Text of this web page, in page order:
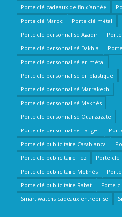
Porte clé cadeaux de fin d’année
Porte clé Maroc
Porte clé métal
Porte clé personnalisé Agadir
Porte clé personnalisé Dakhla
Porte clé personnalisé en métal
Porte clé personnalisé en plastique
Porte clé personnalisé Marrakech
Porte clé personnalisé Meknès
Porte clé personnalisé Ouarzazate
Porte clé personnalisé Tanger
Porte clé publicitaire Casablanca
Porte clé publicitaire Fez
Porte clé
Porte clé publicitaire Meknès
Porte clé publicitaire Rabat
Porte
Smart watchs cadeaux entreprise